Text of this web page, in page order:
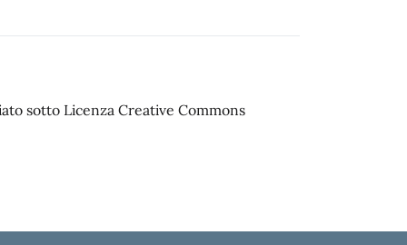
sotto Licenza Creative Commons